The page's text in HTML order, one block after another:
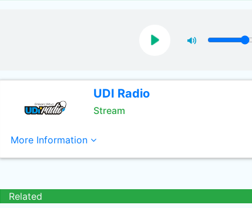
UDI Radio
Stream
More Information
Related